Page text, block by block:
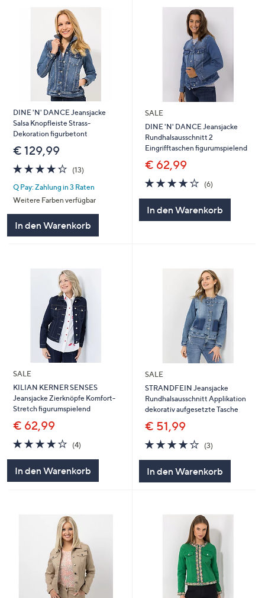
DINE 'N' DANCE Jeansjacke
Salsa Knopfleiste Strass-
Dekoration figurbetont
€ 129,99
4.2
von
5
(13)
Q Pay: Zahlung in 3 Raten
Weitere Farben verfügbar
In den Warenkorb
SALE
DINE 'N' DANCE Jeansjacke
Rundhalsausschnitt 2
Eingrifftaschen figurumspielend
€ 62,99
4.0
von
(6)
In den Warenkorb
SALE
KILIAN KERNER SENSES
Jeansjacke Zierknöpfe Komfort-
Stretch figurumspielend
€ 62,99
4.0
von
(4)4
In den Warenkorb
SALE
STRANDFEIN Jeansjacke
Rundhalsausschnitt Applikation
dekorativ aufgesetzte Tasche
€ 51,99
4.0
von
(3)
In den Warenkorb